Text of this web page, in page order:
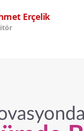
Erçelik